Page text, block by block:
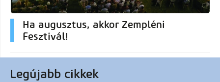
Ha augusztus, akkor Zempléni
Fesztivál!
Legújabb cikkek